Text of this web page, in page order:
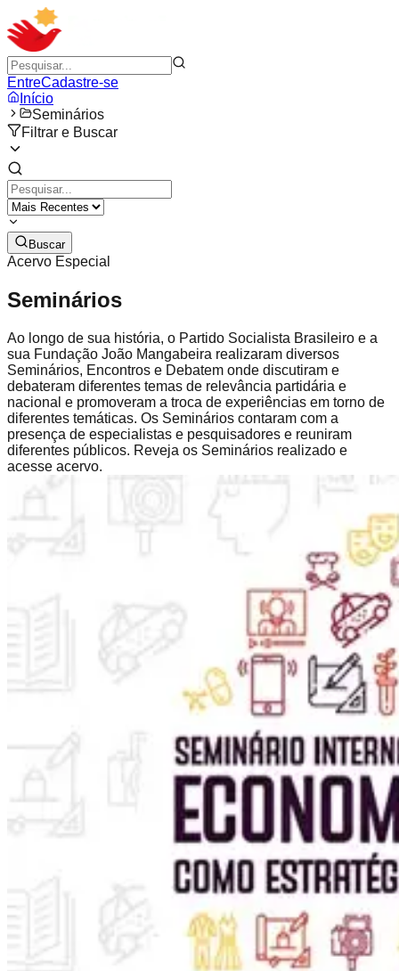
EntreCadastre-se
Início
Seminários
Filtrar e Buscar
Buscar
Acervo Especial
Seminários
Ao longo de sua história, o Partido Socialista Brasileiro e a
sua Fundação João Mangabeira realizaram diversos
Seminários, Encontros e Debatem onde discutiram e
debateram diferentes temas de relevância partidária e
nacional e promoveram a troca de experiências em torno de
diferentes temáticas. Os Seminários contaram com a
presença de especialistas e pesquisadores e reuniram
diferentes públicos. Reveja os Seminários realizado e
acesse acervo.